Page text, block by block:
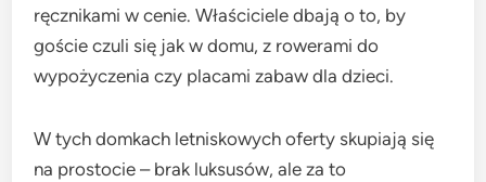
ręcznikami w cenie. Właściciele dbają o to, by
goście czuli się jak w domu, z rowerami do
wypożyczenia czy placami zabaw dla dzieci.
W tych domkach letniskowych oferty skupiają się
na prostocie – brak luksusów, ale za to